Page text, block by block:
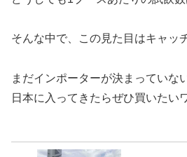
そんな中で、この見た目はキャッ
まだインポーターが決まっていな
日本に入ってきたらぜひ買いたい